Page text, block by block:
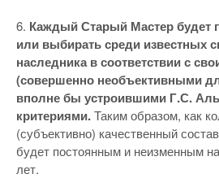
6. Каждый Старый Мастер будет
или выбирать среди известных
наследника в соответствии с
(совершенно необъективными
вполне бы устроившими Г.С.
критериями.Таким образом, как
(субъективно) качественный
будет постоянным и неизменным
лет.